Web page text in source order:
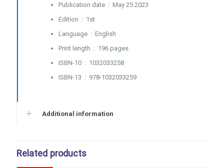
Publication date ‏ : ‎May 25 2023
Edition ‏ : ‎ 1st
Language ‏ : ‎English
Print length ‏ : ‎ 196 pages
ISBN-10 ‏ : ‎ 1032033258
ISBN-13 ‏ : ‎ 978-1032033259
Additional information
Related products